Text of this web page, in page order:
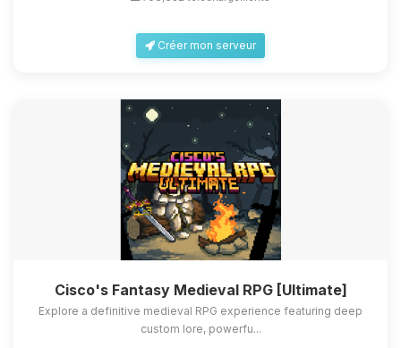
Créer mon serveur
Cisco's Fantasy Medieval RPG [Ultimate]
Explore a definitive medieval RPG experience featuring deep
custom lore, powerfu...